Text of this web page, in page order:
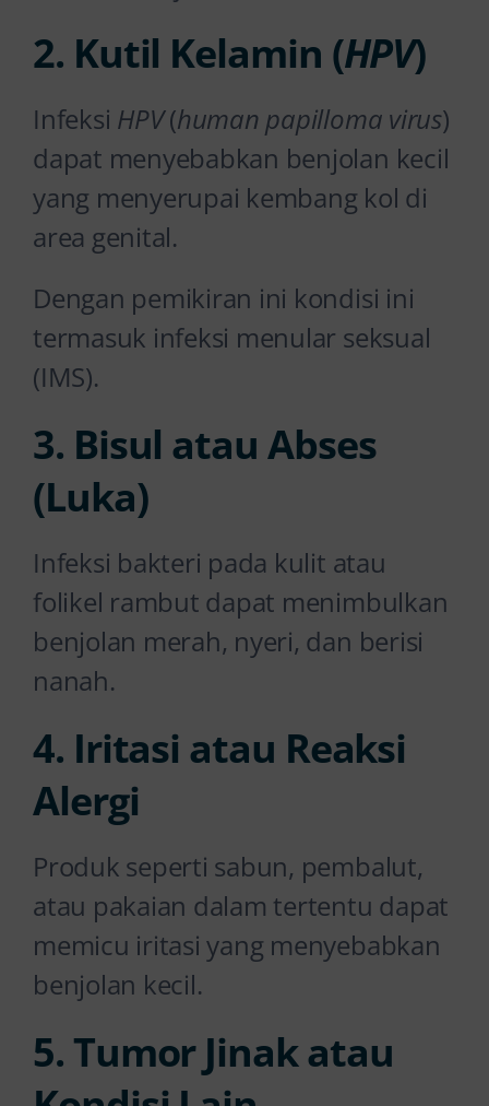
2. Kutil Kelamin (HPV)
Infeksi HPV(human papilloma virus)
dapat menyebabkan benjolan kecil
yang menyerupai kembang kol di
area genital.
Dengan pemikiran ini kondisi ini
termasuk infeksi menular seksual
(IMS).
3. Bisul atau Abses
(Luka)
Infeksi bakteri pada kulit atau
folikel rambut dapat menimbulkan
benjolan merah, nyeri, dan berisi
nanah.
4. Iritasi atau Reaksi
Alergi
Produk seperti sabun, pembalut,
atau pakaian dalam tertentu dapat
memicu iritasi yang menyebabkan
benjolan kecil.
5. Tumor Jinak atau